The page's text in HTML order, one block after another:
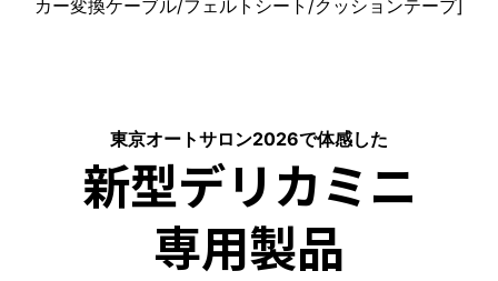
カー変換ケーブル/フェルトシート/クッションテープ]
東京オートサロン2026で体感した
新型デリカミニ
専用製品